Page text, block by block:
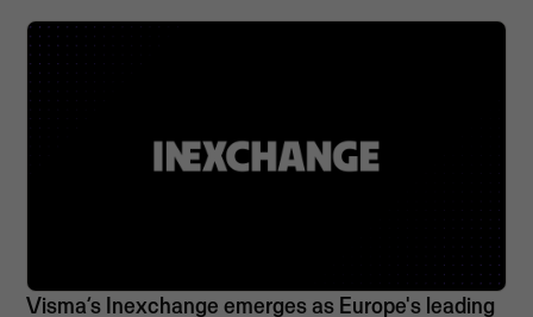
Visma’s Inexchange emerges as Europe's leading